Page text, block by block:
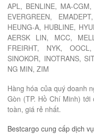
APL, BENLINE, MA-
EVERGREEN,
HEUNG-A, HUBLINE,
AERSK LIN, MCC,
FREIRHT, NYK,
SINOKOR, INOTRANS,
NG MIN, ZIM
Hàng hóa của quý doanh
Gòn (TP. Hồ Chí Minh)
toàn, giá rẻ nhất.
Bestcargo cung cấp dịch